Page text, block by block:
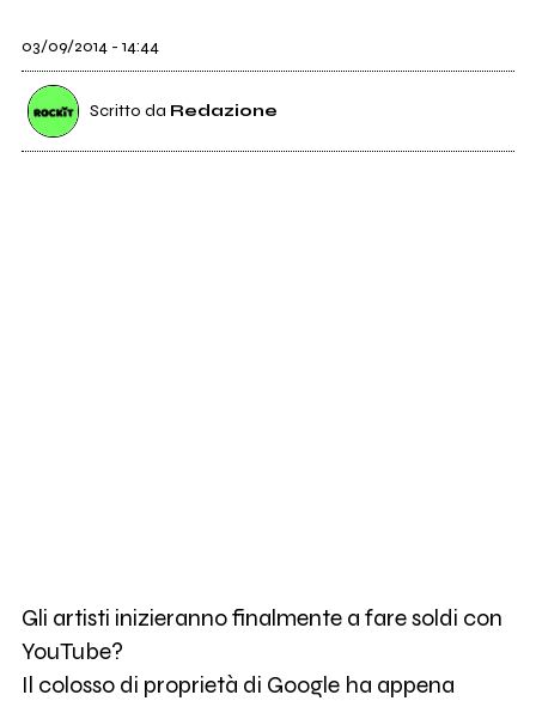
03/09/2014 - 14:44
Scritto da Redazione
Gli artisti inizieranno finalmente a fare soldi con
YouTube?
Il colosso di proprietà di Google ha appena